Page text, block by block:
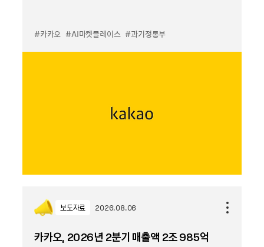
#카카오 #AI마켓플레이스 #과기정통부
보도자료 2026.08.06
카카오, 2026년 2분기 매출액 2조 985억